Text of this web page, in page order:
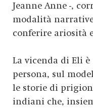
Jeanne Anne -,
modalità
conferire ariosità
La vicenda di Eli
persona, sul
le storie di
indiani che,